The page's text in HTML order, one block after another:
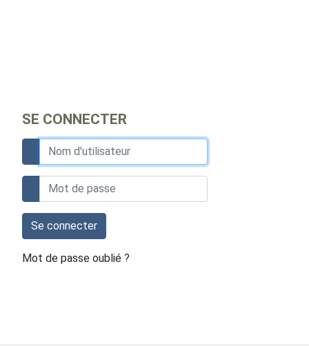
SE CONNECTER
Se connecter
Mot de passe oublié ?